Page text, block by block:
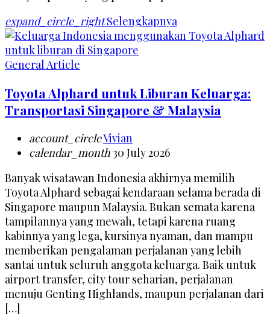
expand_circle_rightSelengkapnya
General Article
Toyota Alphard untuk Liburan Keluarga:
Transportasi Singapore & Malaysia
account_circleVivian
calendar_month 30 July 2026
Banyak wisatawan Indonesia akhirnya memilih
Toyota Alphard sebagai kendaraan selama berada di
Singapore maupun Malaysia. Bukan semata karena
tampilannya yang mewah, tetapi karena ruang
kabinnya yang lega, kursinya nyaman, dan mampu
memberikan pengalaman perjalanan yang lebih
santai untuk seluruh anggota keluarga. Baik untuk
airport transfer, city tour seharian, perjalanan
menuju Genting Highlands, maupun perjalanan dari
[…]